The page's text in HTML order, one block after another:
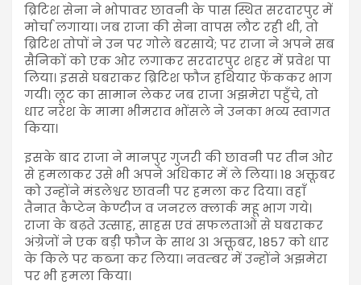
ब्रिटिश सेना ने भोपावर छावनी के पास स्थित सरदारपुर में
मोर्चा लगाया। जब राजा की सेना वापस लौट रही थी, तो
ब्रिटिश तोपों ने उन पर गोले बरसाये; पर राजा ने अपने सब
सैनिकों को एक ओर लगाकर सरदारपुर शहर में प्रवेश पा
लिया। इससे घबराकर ब्रिटिश फौज हथियार फेंककर भाग
गयी। लूट का सामान लेकर जब राजा अझमेरा पहुँचे, तो
धार नरेश के मामा भीमराव भोंसले ने उनका भव्य स्वागत
किया।
इसके बाद राजा ने मानपुर गुजरी की छावनी पर तीन ओर
से हमलाकर उसे भी अपने अधिकार में ले लिया। 18 अक्तूबर
को उन्होंने मंडलेश्वर छावनी पर हमला कर दिया। वहाँ
तैनात कैप्टेन केण्टीज व जनरल क्लार्क महू भाग गये।
राजा के बढ़ते उत्साह, साहस एवं सफलताओं से घबराकर
अंग्रेजों ने एक बड़ी फौज के साथ 31 अक्तूबर, 1857 को धार
के किले पर कब्जा कर लिया। नवम्बर में उन्होंने अझमेरा
पर भी हमला किया।